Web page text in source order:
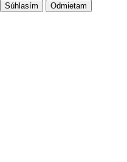
Súhlasím Odmietam